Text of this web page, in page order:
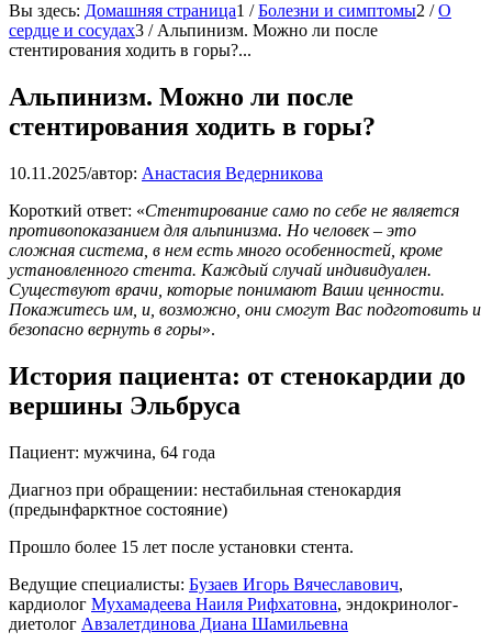
Вы здесь: Домашняя страница1 / Болезни и симптомы2 / О
сердце и сосудах3 / Альпинизм. Можно ли после
стентирования ходить в горы?...
Альпинизм. Можно ли после
стентирования ходить в горы?
10.11.2025/автор: Анастасия Ведерникова
Короткий ответ: «Стентирование само по себе не является
противопоказанием для альпинизма. Но человек – это
сложная система, в нем есть много особенностей, кроме
установленного стента. Каждый случай индивидуален.
Существуют врачи, которые понимают Ваши ценности.
Покажитесь им, и, возможно, они смогут Вас подготовить и
безопасно вернуть в горы».
История пациента: от стенокардии до
вершины Эльбруса
Пациент: мужчина, 64 года
Диагноз при обращении: нестабильная стенокардия
(предынфарктное состояние)
Прошло более 15 лет после установки стента.
Ведущие специалисты: Бузаев Игорь Вячеславович,
кардиолог Мухамадеева Наиля Рифхатовна, эндокринолог-
диетолог Авзалетдинова Диана Шамильевна